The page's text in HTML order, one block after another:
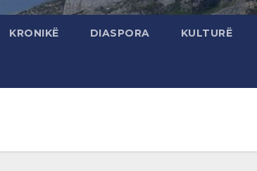
KRONIKË DIASPORA KULTURË